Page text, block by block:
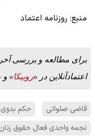
منبع: روزنامه اعتماد
برای مطالعه و بررسی
اعتمادآنلاین در «روبیکا» و
قاضی صلواتی
حکم بدوی
نجمه واحدی فعال حقوق زنان